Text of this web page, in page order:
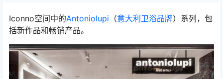
Iconno空间中的Antoniolupi （意大利卫浴品牌）系列，包
括新作品和畅销产品。